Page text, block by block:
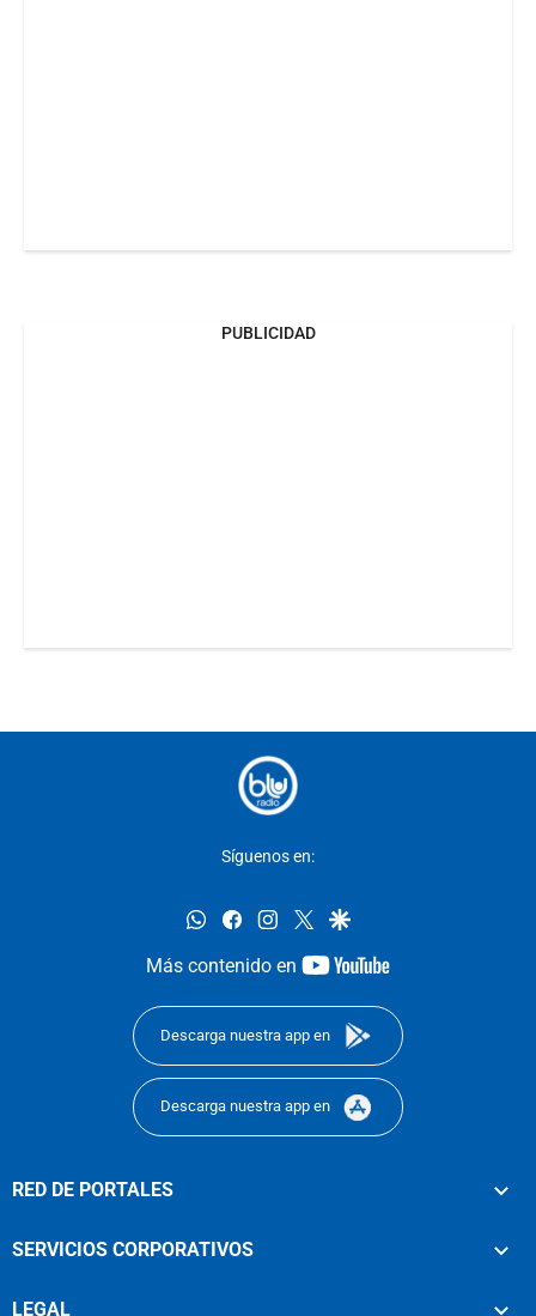
PUBLICIDAD
Síguenos en:
whatsappfacebookinstagram
twittergoogle
Más contenido en
youtube-
Descarga nuestra app en
Descarga nuestra app en
RED DE PORTALES
SERVICIOS CORPORATIVOS
LEGAL